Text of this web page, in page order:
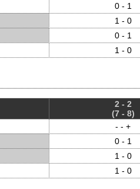
0 - 1
1 - 0
0 - 1
1 - 0
2 - 2
(7 - 8)
- - +
0 - 1
1 - 0
1 - 0